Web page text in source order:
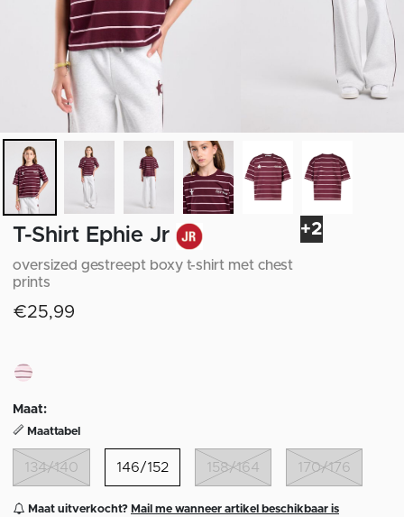
+2
T-Shirt Ephie Jr
oversized gestreept boxy t-shirt met chest
prints
€25,99
Maat:
Maattabel
134/140 146/152 158/164 170/176
Maat uitverkocht? Mail me wanneer artikel beschikbaar is